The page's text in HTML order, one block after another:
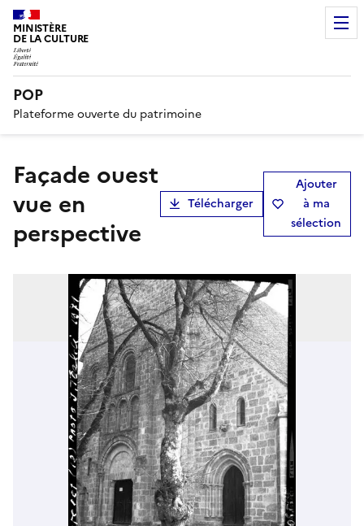
MINISTÈRE
DE LA CULTURE
POP
Plateforme ouverte du patrimoine
Façade ouest
vue en
perspective
Télécharger
Ajouter
à ma
sélection